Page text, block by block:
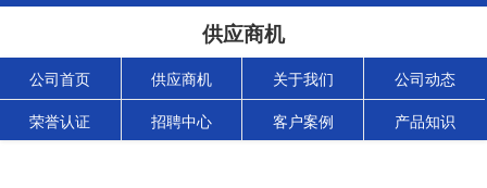
供应商机
公司首页 供应商机 关于我们 公司动态
荣誉认证 招聘中心 客户案例 产品知识